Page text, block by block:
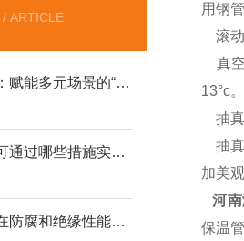
/ ARTICLE
山东聚氨酯保温管：赋能多元场景的“隐形守护者”
山东聚氨酯保温管可通过哪些措施实现快速施工
山东聚氨酯保温管在防腐和绝缘性能方面表现优异
用钢
滚动
真空
13°c。
抽真
抽真
加美
河
保温